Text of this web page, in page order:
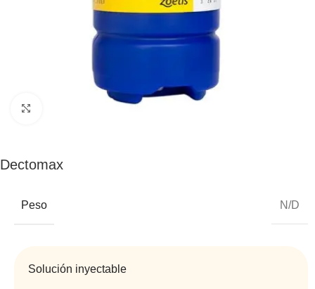
Dectomax
Peso N/D
Solución inyectable